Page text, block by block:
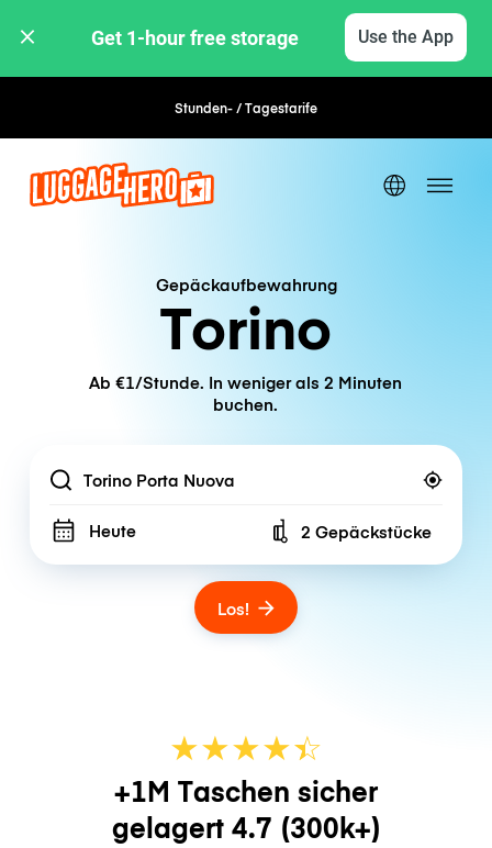
Get 1-hour free storage Use the App
Stunden- / Tagestarife Flexible Buchung
Gepäckaufbewahrung
Torino
Ab €1/Stunde. In weniger als 2 Minuten
buchen.
Location
Heute Number of bags
2 Gepäckstücke
Los!
★★★★☆
★
+1M Taschen sicher
gelagert 4.7 (300k+)